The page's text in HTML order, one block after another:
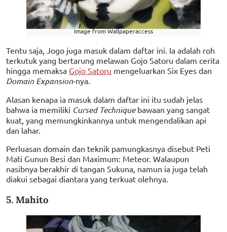
Image from Wallpaperaccess
Tentu saja, Jogo juga masuk dalam daftar ini. Ia adalah roh
terkutuk yang bertarung melawan Gojo Satoru dalam cerita
hingga memaksa Gojo Satoru mengeluarkan Six Eyes dan
Domain Expansion-nya.
Alasan kenapa ia masuk dalam daftar ini itu sudah jelas
bahwa ia memiliki Cursed Techniquebawaan yang sangat
kuat, yang memungkinkannya untuk mengendalikan api
dan lahar.
Perluasan domain dan teknik pamungkasnya disebut Peti
Mati Gunun Besi dan Maximum: Meteor. Walaupun
nasibnya berakhir di tangan Sukuna, namun ia juga telah
diakui sebagai diantara yang terkuat olehnya.
5. Mahito